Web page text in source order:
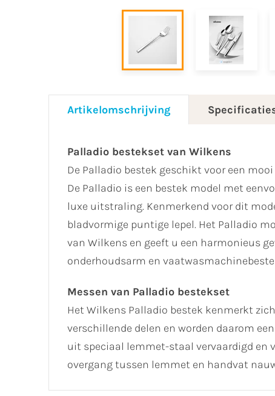
Artikelomschrijving
Palladio bestekset van Wilkens
De Palladio bestek geschikt voor een
De Palladio is een bestek model met
luxe uitstraling. Kenmerkend voor dit
bladvormige puntige lepel. Het Palladio
van Wilkens en geeft u een harmonieus
onderhoudsarm en
Messen van Palladio bestekset
Het Wilkens Palladio bestek kenmerkt
verschillende delen en worden daarom
uit speciaal lemmet-staal vervaardigd en
overgang tussen lemmet en handvat